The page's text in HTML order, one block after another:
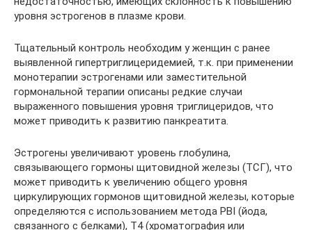
уровня эстрогенов в плазме крови.
Тщательный контроль необходим у женщин с ранее
выявленной гипертриглицеридемией, т.к. при применении
монотерапии эстрогенами или заместительной
гормональной терапии описаны редкие случаи
выраженного повышения уровня триглицеридов, что
может приводить к развитию панкреатита.
Эстрогены увеличивают уровень глобулина,
связывающего гормоны щитовидной железы (ТСГ), что
может приводить к увеличению общего уровня
циркулирующих гормонов щитовидной железы, которые
определяются с использованием метода PBI (йода,
связанного с белками), Т4 (хроматография или